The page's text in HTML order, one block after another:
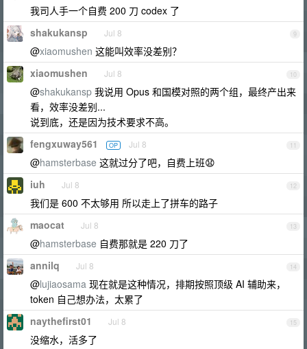
我司人手一个自费 200 刀 codex 了
9
shakukansp Jul 8
@xiaomushen 这能叫效率没差别？
10
xiaomushen Jul 8
@shakukansp 我说用 Opus 和国模对照的两个组，最终产出来
看，效率没差别...
说到底，还是因为技术要求不高。
11
fengxuway561 OP Jul 8
@hamsterbase 这就过分了吧，自费上班😧
12
iuh Jul 8
我们是 600 不太够用 所以走上了拼车的路子
13
maocat Jul 8
@hamsterbase 自费那就是 220 刀了
14
annilq Jul 8
@lujiaosama 现在就是这种情况，排期按照顶级 AI 辅助来，
token 自己想办法，太累了
15
naythefirst01 Jul 8
没缩水，活多了